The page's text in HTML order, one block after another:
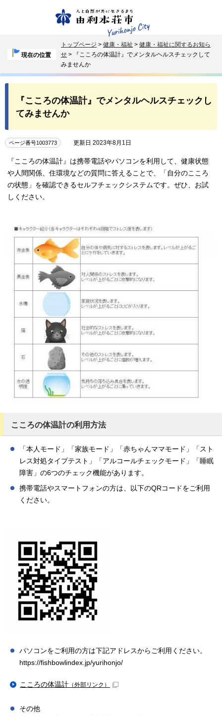
現在の位置
トップページ > 健康・福祉 > 健康・福祉に関するお知ら
せ > 『こころの体温計』でメンタルヘルスチェックして
みませんか
『こころの体温計』でメンタルヘルスチェックし
てみませんか
ページ番号1003773 更新日 2023年8月1日
『こころの体温計』は携帯電話やパソコンを利用して、健康状態
や人間関係、住環境などの質問に答えることで、「自分のこころ
の状態」を確認できるセルフチェックシステムです。ぜひ、お試
しください。
こころの体温計の利用方法
「本人モード」「家族モード」「赤ちゃんママモード」「スト
レス対処タイプテスト」「アルコールチェックモード」「睡眠
障害」の6つのチェック機能があります。
携帯電話やスマートフォンの方は、以下のQRコードをご利用
ください。
パソコンをご利用の方は下記アドレスからご利用ください。
https://fishbowlindex.jp/yurihonjo/
こころの体温計 （外部リンク）
その他